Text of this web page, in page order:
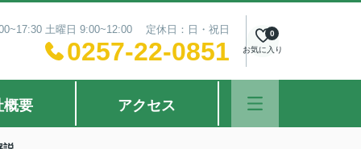
土曜日 9:00~12:00 定休日：日・祝日
0257-22-0851 お気に入り
0
概要 アクセス